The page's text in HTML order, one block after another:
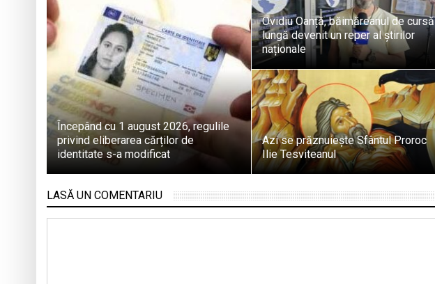
Începând cu 1 august 2026, regulile
privind eliberarea cărților de
identitate s-a modificat
Ovidiu Oanță, băimăreanul de cursă
lungă devenit un reper al știrilor
naționale
Azi se prăznuiește Sfântul Proroc
Ilie Tesviteanul
LASĂ UN COMENTARIU